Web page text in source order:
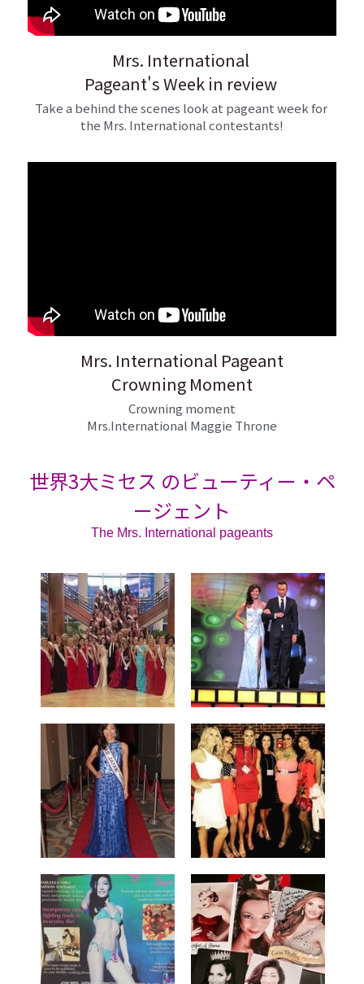
Mrs. International
Pageant's Week in review
Take a behind the scenes look at pageant week for
the Mrs. International contestants!
Mrs. International Pageant
Crowning Moment
Crowning moment
Mrs.International Maggie Throne
世界3大ミセス のビューティー・ペ
ージェント
The Mrs. International pageants